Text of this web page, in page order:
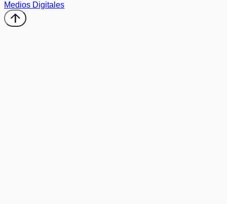
Medios Digitales
arrow_upward